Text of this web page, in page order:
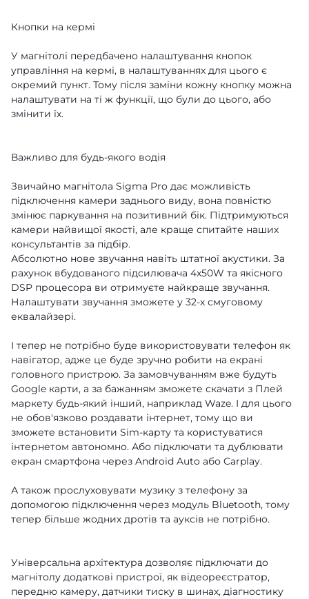
Кнопки на кермі
У магнітолі передбачено налаштування кнопок
управління на кермі, в налаштуваннях для цього є
окремий пункт. Тому після заміни кожну кнопку можна
налаштувати на ті ж функції, що були до цього, або
змінити їх.
Важливо для будь-якого водія
Звичайно магнітола Sigma Pro дає можливість
підключення камери заднього виду, вона повністю
змінює паркування на позитивний бік. Підтримуються
камери найвищої якості, але краще спитайте наших
консультантів за підбір.
Абсолютно нове звучання навіть штатної акустики. За
рахунок вбудованого підсилювача 4x50W та якісного
DSP процесора ви отримуєте найкраще звучання.
Налаштувати звучання зможете у 32-х смуговому
еквалайзері.
І тепер не потрібно буде використовувати телефон як
навігатор, адже це буде зручно робити на екрані
головного пристрою. За замовчуванням вже будуть
Google карти, а за бажанням зможете скачати з Плей
маркету будь-який інший, наприклад Waze. І для цього
не обов'язково роздавати інтернет, тому що ви
зможете встановити Sim-карту та користуватися
інтернетом автономно. Або підключати та дублювати
екран смартфона через Android Auto або Carplay.
А також прослуховувати музику з телефону за
допомогою підключення через модуль Bluetooth, тому
тепер більше жодних дротів та ауксів не потрібно.
Універсальна архітектура дозволяє підключати до
магнітолу додаткові пристрої, як відеореєстратор,
передню камеру, датчики тиску в шинах, діагностику